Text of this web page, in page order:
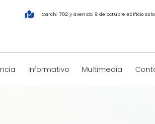
Carchi 702 y avenida 9 de octubre edificio
Informativo Multimedia